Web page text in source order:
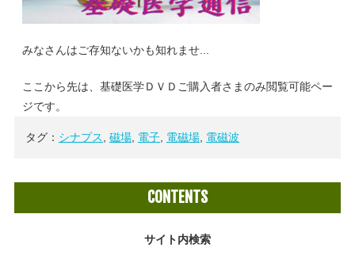
みなさんはご存知ないかも知れませ...
ここから先は、基礎医学ＤＶＤご購入者さまのみ閲覧可能ペー
ジです。
タグ： シナプス 磁場, 電子, 電磁場, 電磁波
CONTENTS
サイト内検索